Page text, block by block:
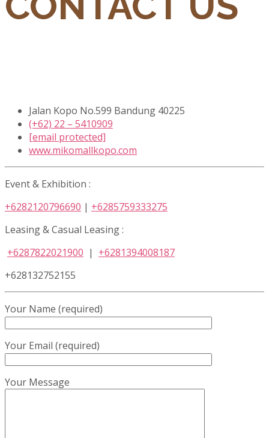
Jalan Kopo No.599 Bandung 40225
(+62) 22 – 5410909
[email protected]
www.mikomallkopo.com
Event & Exhibition :
+6282120796690 | +6285759333275
Leasing & Casual Leasing :
+6287822021900 | +6281394008187
+628132752155
Your Name (required)
Your Email (required)
Your Message